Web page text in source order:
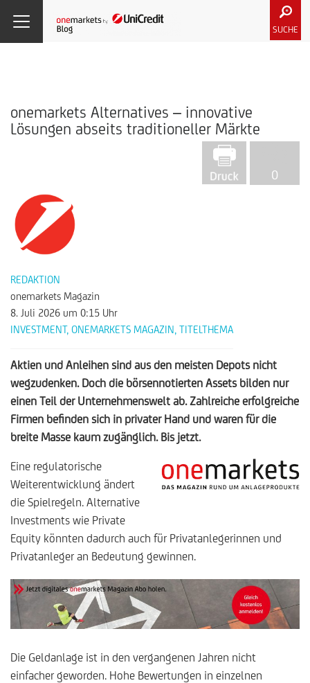
SUCHE
onemarkets Alternatives – innovative
Lösungen abseits traditioneller Märkte
0
REDAKTION
onemarkets Magazin
8. Juli 2026 um 0:15 Uhr
INVESTMENT, ONEMARKETS MAGAZIN TITELTHEMA
Aktien und Anleihen sind aus den meisten Depots nicht
wegzudenken. Doch die börsennotierten Assets bilden nur
einen Teil der Unternehmenswelt ab. Zahlreiche erfolgreiche
Firmen befinden sich in privater Hand und waren für die
breite Masse kaum zugänglich. Bis jetzt.
Eine regulatorische
Weiterentwicklung ändert
die Spielregeln. Alternative
Investments wie Private
Equity könnten dadurch auch für Privatanlegerinnen und
Privatanleger an Bedeutung gewinnen.
Die Geldanlage ist in den vergangenen Jahren nicht
einfacher geworden. Hohe Bewertungen in einzelnen